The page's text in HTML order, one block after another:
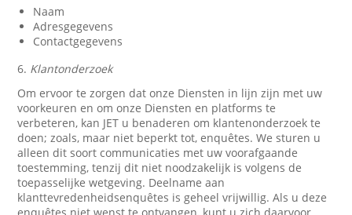
Naam
Adresgegevens
Contactgegevens
6. Klantonderzoek
Om ervoor te zorgen dat onze Diensten in lijn zijn met uw
voorkeuren en om onze Diensten en platforms te
verbeteren, kan JET u benaderen om klantenonderzoek te
doen; zoals, maar niet beperkt tot, enquêtes. We sturen u
alleen dit soort communicaties met uw voorafgaande
toestemming, tenzij dit niet noodzakelijk is volgens de
toepasselijke wetgeving. Deelname aan
klanttevredenheidsenquêtes is geheel vrijwillig. Als u deze